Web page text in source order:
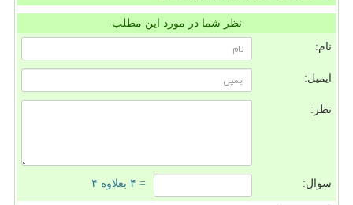
نظر شما در مورد این مطلب
نام:
ایمیل:
نظر:
سوال: = ۴ بعلاوه ۴